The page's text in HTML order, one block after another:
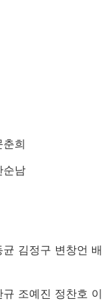
춘희
순남
김정구 변창언 배
조예진 정찬호 이